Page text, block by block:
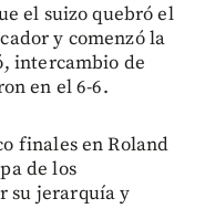
el suizo quebró el
y comenzó la
intercambio de
en el 6-6.
finales en Roland
de los
su jerarquía y